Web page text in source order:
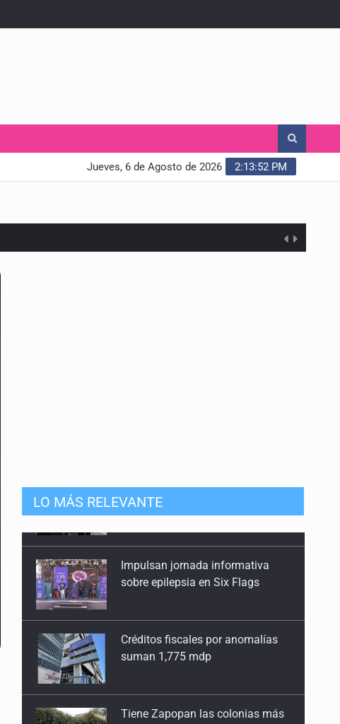
2:13:54 PM
Jueves, 6 de Agosto de 2026
LO MÁS RELEVANTE
Impulsan jornada informativa
sobre epilepsia en Six Flags
Créditos fiscales por anomalías
suman 1,775 mdp
Tiene Zapopan las colonias más
caras del país para vivir